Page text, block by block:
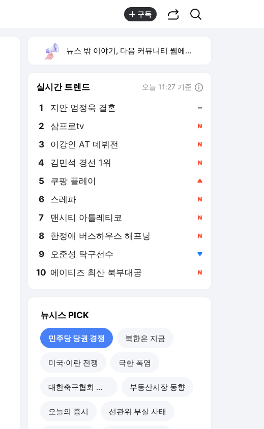
구독
뉴스 밖 이야기, 다음 커뮤니티 웹에서 보기
실시간 트렌드 오늘 11:27 기준
1 지안 엄정욱 결혼
2 삼프로tv
4 김민석 경선 1위
5 쿠팡 플레이
6 스레파
7 맨시티 아틀레티코
8 한정애 버스하우스 해프닝
9 오준성 탁구선수
10 에이티즈 최산 북부대공
뉴시스 PICK
민주당 당권 경쟁 북한은 지금
미국·이란 전쟁 극한 폭염
대한축구협회 개혁 부동산시장 동향
오늘의 증시 선관위 부실 사태